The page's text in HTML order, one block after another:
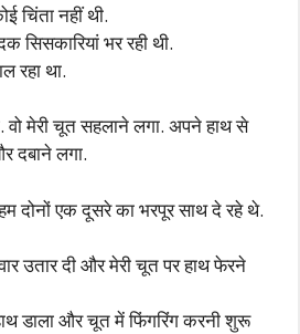
चिंता नहीं थी.
भर रही थी.
रहा था.
वो मेरी चूत सहलाने लगा. अपने हाथ से
दबाने लगा.
दोनों एक दूसरे का भरपूर साथ दे रहे थे.
उतार दी और मेरी चूत पर हाथ फेरने
डाला और चूत में फिंगरिंग करनी शुरू